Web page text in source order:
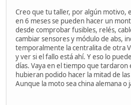
Creo que tu taller, por algún motivo,
en 6 meses se pueden hacer un
desde comprobar fusibles, relés,
cambiar sensores y módulo de abs,
temporalmente la centralita de otra
y ver si el fallo está ahí. Y eso lo
días. Vaya en el tiempo que tardaron
hubieran podido hacer la mitad de
Aunque la moto sea china alemana o